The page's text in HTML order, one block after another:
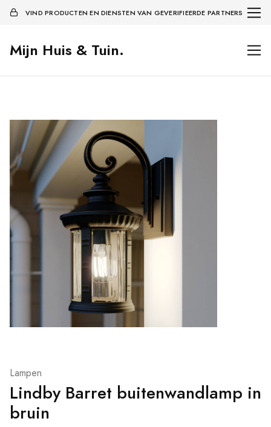
VIND PRODUCTEN EN DIENSTEN VAN GEVERIFIEERDE PARTNERS
Mijn Huis & Tuin.
Lampen
Lindby Barret buitenwandlamp in
bruin